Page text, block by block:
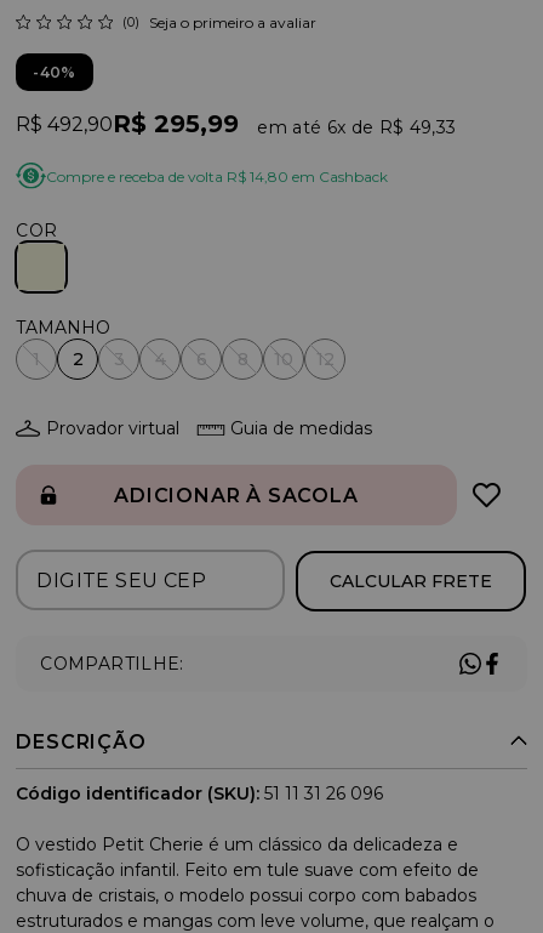
(0) Seja o primeiro a avaliar
40%
R$ 492,90R$ 295,99 6x R$ 49,33
Compre e receba de volta R$ 14,80 em Cashback
COR
1 2 3 4 6 8 10 12
Provador virtual Guia de medidas
ADICIONAR À SACOLA
CALCULAR FRETE
COMPARTILHE:
DESCRIÇÃO
Código identificador (SKU): 51 11 31 26 096
O vestido Petit Cherie é um clássico da delicadeza e
sofisticação infantil. Feito em tule suave com efeito de
chuva de cristais, o modelo possui corpo com babados
estruturados e mangas com leve volume, que realçam o